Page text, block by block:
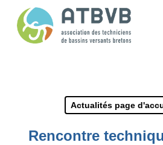
Actualités page
Rencontre
Panneau de gestion des cookies